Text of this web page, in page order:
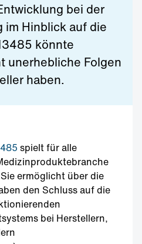
bei der
Hinblick auf die
könnte
unerhebliche Folgen
haben.
spielt für alle
ermöglicht über die
den Schluss auf die
bei Herstellern,